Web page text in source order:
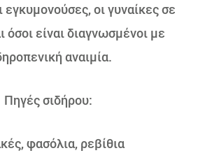
εγκυμονούσες, οι γυναίκες σε
όσοι είναι διαγνωσμένοι με
αναιμία.
Πηγές σιδήρου:
φασόλια, ρεβίθια